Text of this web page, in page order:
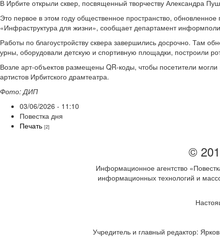
В Ирбите открыли сквер, посвященный творчеству Александра
Это первое в этом году общественное пространство,
«Инфраструктура для жизни», сообщает департамент
Работы по благоустройству сквера завершились досрочно. Там
урны, оборудовали детскую и спортивную площадки, построили
Возле арт-объектов размещены QR-коды, чтобы посетители
артистов Ирбитского драмтеатра.
Фото: ДИП
03/06/2026 - 11:10
Повестка дня
Печать [2]
©
Информационное агентство
информационных технологий и
Учредитель и главный редактор: